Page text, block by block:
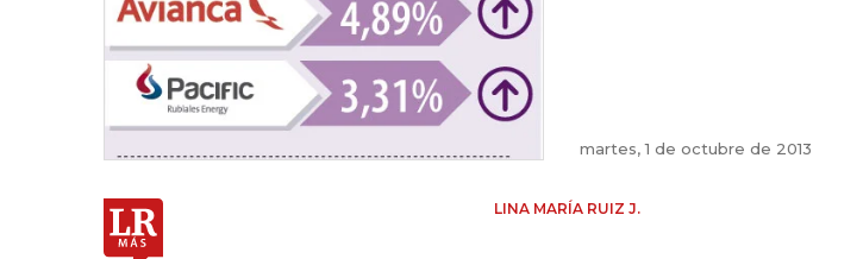
martes, 1 de octubre de 2013
LINA MARÍA RUIZ J.